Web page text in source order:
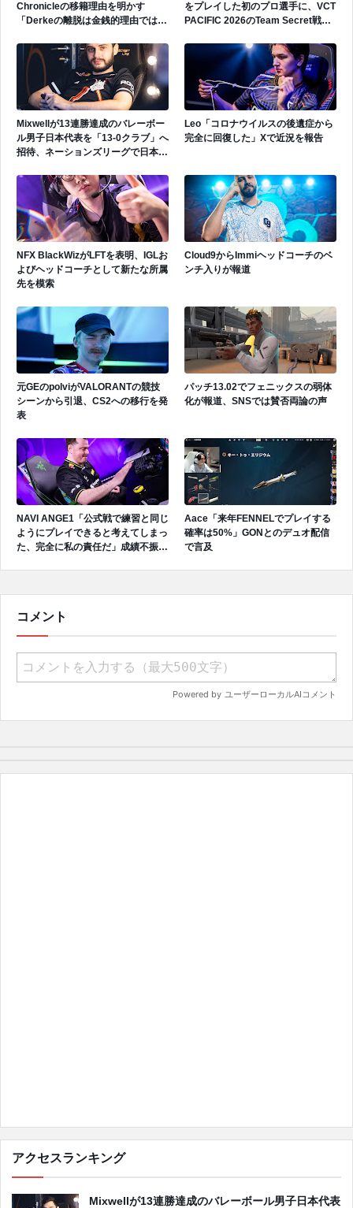
Chronicleの移籍理由を明かす
「Derkeの離脱は金銭的理由ではな
をプレイした初のプロ選手に、VCT
PACIFIC 2026のTeam Secret戦で
Mixwellが13連勝達成のバレーボー
ル男子日本代表を「13-0クラブ」へ
招待、ネーションズリーグで日本代
Leo「コロナウイルスの後遺症から
完全に回復した」Xで近況を報告
NFX BlackWizがLFTを表明、IGLお
よびヘッドコーチとして新たな所属
先を模索
Cloud9からImmiヘッドコーチのベ
ンチ入りが報道
元GEのpolviがVALORANTの競技
シーンから引退、CS2への移行を発
表
パッチ13.02でフェニックスの弱体
化が報道、SNSでは賛否両論の声
NAVI ANGE1「公式戦で練習と同じ
ようにプレイできると考えてしまっ
た、完全に私の責任だ」成績不振を
Aace「来年FENNELでプレイする
確率は50%」GONとのデュオ配信
で言及
コメント
アクセスランキング
Mixwellが13連勝達成のバレーボール男子日本代表